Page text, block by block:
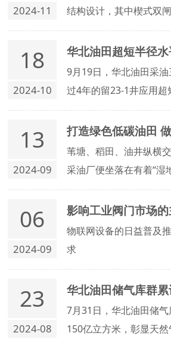
2024-11
结构设计，其中楔式双
列）及楔式弹性闸板（
为广泛
18
2024-10
9月19日，华北油田采
过4年的留23-1井应用
井后，日产油达到11吨
13
2024-09
苇塘、稻田、油井纵横
采油厂便坐落在有着“湿
近6年来，辽河油田积
的保护区退出工作，投
余口油水井和部分井站
出以及生态恢复工作。
06
2024-09
影响工业阀门市场
物联网设备的日益普及
求
23
2024-08
7月31日，华北油田储
150亿立方米，彰显天然